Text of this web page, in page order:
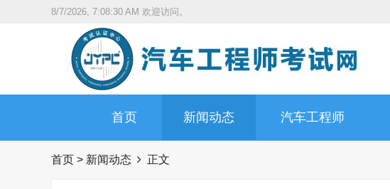
8/7/2026, 7:08:32 AM 欢迎访问。
首页 新闻动态 汽车工程师
首页 > 新闻动态 正文